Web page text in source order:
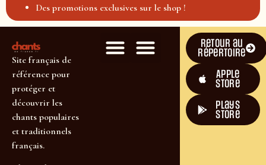
Des promotions exclusives sur le shop !
Site français de
référence pour
protéger et
découvrir les
chants populaires
et traditionnels
français.
Retour au
répertoire
Apple
Store
plays
store